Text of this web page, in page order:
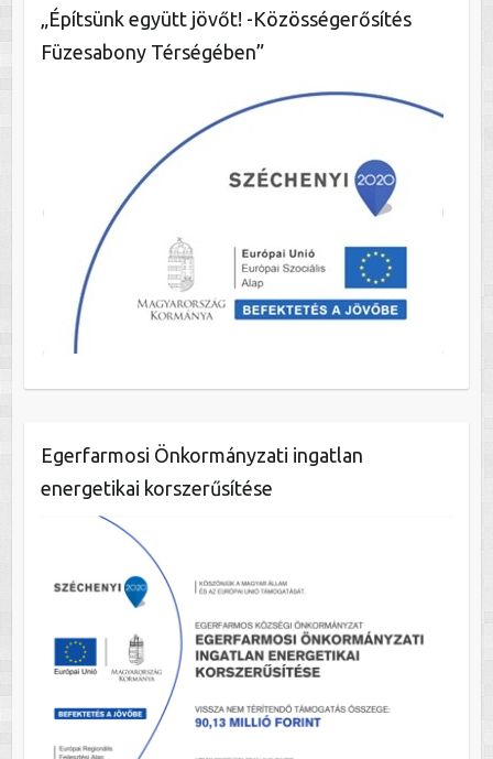
„Építsünk együtt jövőt! -Közösségerősítés
Füzesabony Térségében”
Egerfarmosi Önkormányzati ingatlan
energetikai korszerűsítése